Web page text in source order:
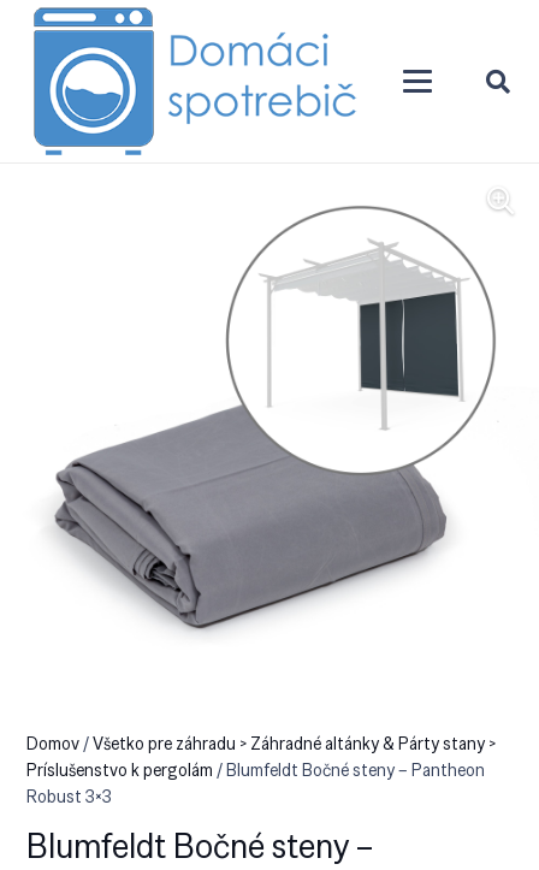
Domov/Všetko pre záhradu > Záhradné altánky & Párty stany >
Príslušenstvo k pergolám / Blumfeldt Bočné steny – Pantheon
Robust 3×3
Blumfeldt Bočné steny –